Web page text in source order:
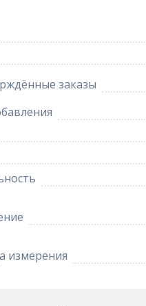
заказы
измерения